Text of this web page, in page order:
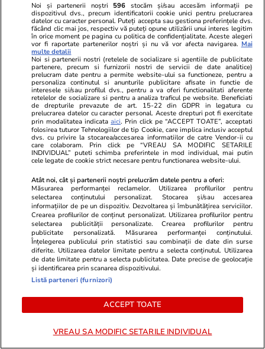
PARTENERI
Mediafax.ro
ULTIMA ORĂ! Traseul bizar al
dronei doborâte de F-16. Pe unde
a trecut aceasta
StirileKanalD.ro
PROMO
Noi și partenerii noștri 596 stocăm și/sau accesăm informații pe
dispozitivul dvs., precum identificatorii cookie unici pentru prelucrarea
datelor cu caracter personal. Puteți accepta sau gestiona preferințele dvs.
făcând clic mai jos, respectiv vă puteți opune utilizării unui interes legitim
în orice moment pe pagina cu politica de confidențialitate. Aceste alegeri
vor fi raportate partenerilor noștri și nu vă vor afecta navigarea. Mai
multe detalii
Noi si partenerii nostri (retelele de socializare si agentiile de publicitate
partenere, precum si furnizorii nostri de servicii de date analitice)
prelucram date pentru a permite website-ului sa functioneze, pentru a
personaliza continutul si anunturile publicitare afisate in functie de
interesele si/sau profilul dvs., pentru a va oferi functionalitati aferente
retelelor de socializare si pentru a analiza traficul pe website. Beneficiati
de drepturile prevazute de art. 15-22 din GDPR in legatura cu
prelucrarea datelor cu caracter personal. Aceste drepturi pot fi exercitate
prin modalitatea indicataaici. Prin click pe “ACCEPT TOATE”, acceptati
folosirea tuturor Tehnologiilor de tip Cookie, care implica inclusiv acceptul
dvs. cu privire la stocarea/accesarea informatiilor de catre Vendor-ii cu
care colaboram. Prin click pe “VREAU SA MODIFIC SETARILE
INDIVIDUAL” puteti schimba preferintele in mod individual, mai putin
cele legate de cookie strict necesare pentru functionarea website-ului.
Atât noi, cât și partenerii noștri prelucrăm datele pentru a oferi:
Măsurarea performanței reclamelor. Utilizarea profilurilor pentru
selectarea conținutului personalizat. Stocarea și/sau accesarea
informațiilor de pe un dispozitiv. Dezvoltarea și îmbunătățirea serviciilor.
Crearea profilurilor de conținut personalizat. Utilizarea profilurilor pentru
selectarea publicității personalizate. Crearea profilurilor pentru
publicitate personalizată. Măsurarea performanței conținutului.
Înțelegerea publicului prin statistici sau combinații de date din surse
diferite. Utilizarea datelor limitate pentru a selecta conținutul. Utilizarea
de date limitate pentru a selecta publicitatea. Date precise de geolocație
și identificarea prin scanarea dispozitivului.
Listă parteneri (furnizori)
ACCEPT TOATE
VREAU SA MODIFIC SETARILE INDIVIDUAL